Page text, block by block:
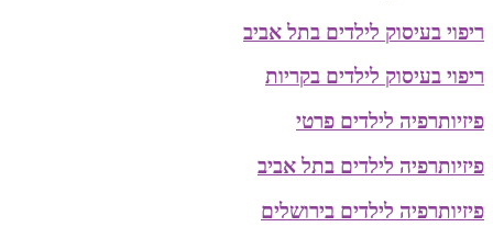
ריפוי בעיסוק לילדים בתל אביב
ריפוי בעיסוק לילדים בקריות
פיזיותרפיה לילדים פרטי
פיזיותרפיה לילדים בתל אביב
פיזיותרפיה לילדים בירושלים